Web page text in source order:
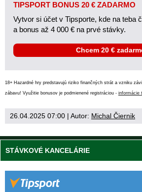
TIPSPORT BONUS 20 € ZADARMO
Vytvor si účet v Tipsporte, kde na teba
a bonus až 4 000 € na prvé stávky.
Chcem 20 €
18+ Hazardné hry predstavujú riziko finančných strát a vzniku
zábavu! Využitie bonusov je podmienené registráciou - informácie
26.04.2025 07:00 | Autor: Michal Čiernik
STÁVKOVÉ KANCELÁRIE